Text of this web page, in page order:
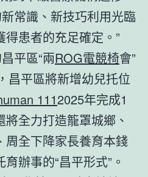
常識、新技巧利用光臨
患者的充足確定。”
平區“兩ROG電競椅會”
昌平區將新增幼兒托位
1112025年完成1
全力打造籠罩城鄉、
周全下降家長養育本錢
辦事的“昌平形式”。